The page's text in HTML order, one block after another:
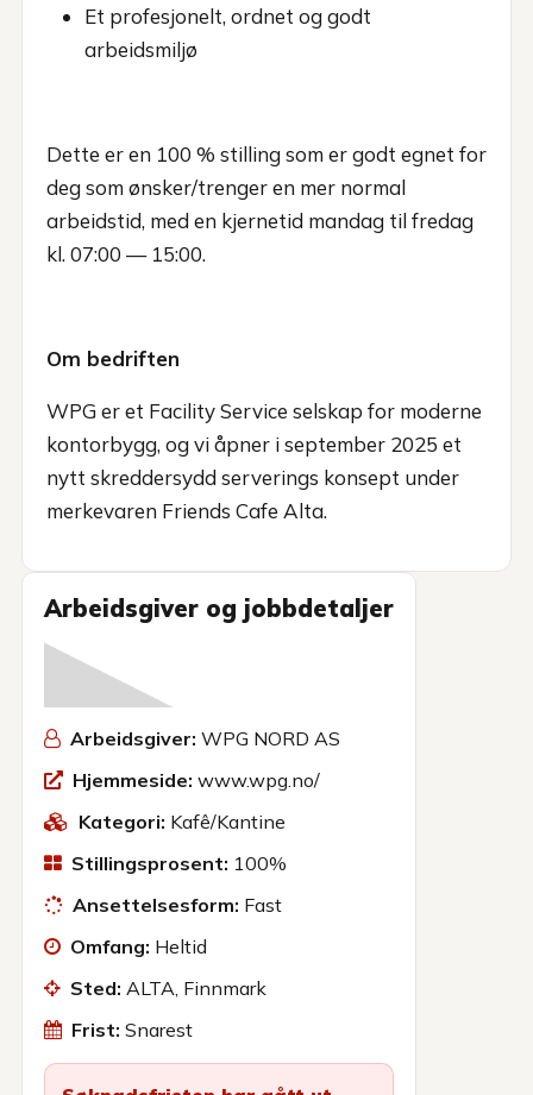
Et profesjonelt, ordnet og godt
arbeidsmiljø
Dette er en 100 % stilling som er godt egnet for
deg som ønsker/trenger en mer normal
arbeidstid, med en kjernetid mandag til fredag
kl. 07:00 — 15:00.
Om bedriften
WPG er et Facility Service selskap for moderne
kontorbygg, og vi åpner i september 2025 et
nytt skreddersydd serverings konsept under
merkevaren Friends Cafe Alta.
Arbeidsgiver og jobbdetaljer
Arbeidsgiver: WPG NORD AS
Hjemmeside: www.wpg.no/
Kategori: Kafê/Kantine
Stillingsprosent: 100%
Ansettelsesform: Fast
Omfang: Heltid
Sted: ALTA, Finnmark
Frist: Snarest